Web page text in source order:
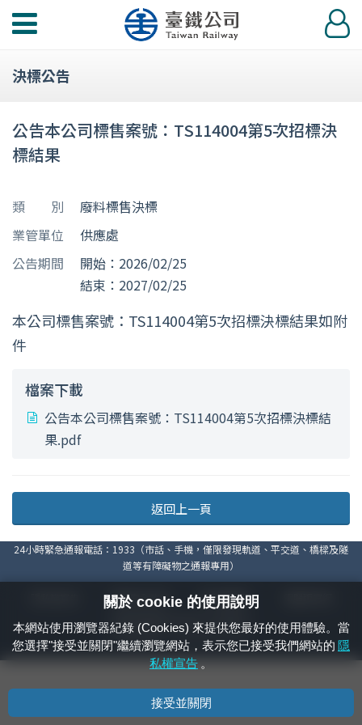
功
選
登
入
決標公告
公告本公司標售案號：TS114004第5次招標決
標結果
類 別
廢料標售決標
業管單位
供應處
公告期間
開始：2026/02/25
結束：2027/02/25
本公司標售案號：TS114004第5次招標決標結果如附
件
檔案下載
公告本公司標售案號：TS114004第5次招標決標結
果.pdf
返回上一頁
24小時緊急通報電話：1933（市話、手機，僅限發現軌道、平交道、橋樑及隧
道等有障礙物之通報專用）
資通安全政策 著作權聲明
國營臺灣鐵路股份有限公司 © 版權所有
本頁產生時間： 2026/08/08 05:24:39
關於 cookie 的使用說明
本網站使用瀏覽器紀錄 (Cookies) 來提供您最好的使用體驗。當
您選擇"接受並關閉"繼續瀏覽網站，表示您已接受我們網站的 隱
私權宣告 。
接受並關閉